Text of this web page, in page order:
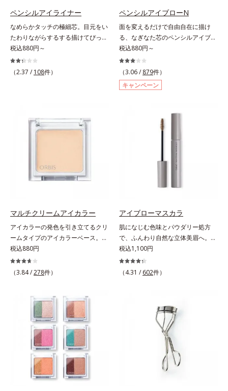
ペンシルアイライナー
なめらかタッチの極細芯。目元をい
たわりながらするする描けてぴった
り密着。するする描けてぴったり密
着。なめらかタッチの極細芯アイラ
イナーです。繊細な目のキワにも優
後に、後ろに付いているチップでま
つ毛の間を埋めるようにぼかせば、
く、美しい仕上がりを長時間キー
プ。目元ケア成分(*)で目元の負担も
パンテノール配合＝保湿成分
税込880円～
（2.37 / 108件）
ペンシルアイブローN
面を変えるだけで自由自在に描け
る、なぎなた芯のペンシルアイブロ
ー。角度を変えるだけで自由自在に
描けるペンシルアイブローです。な
ぎなた芯だから、接地面を変えるだ
けで太い線から細い線まで、テクニ
ックいらずで簡単に。スムースライ
軽やかに描けます。ペンシルの後ろ
にはスクリューブラシが付いている
ので、毛流れを整えたり、色をなじ
ませたり、ラインをぼかしたりと大
活躍。これ1本で完成度の高い、ふ
んわり眉に仕上がります。※中身を
ています。* ダイマージリノール酸
イソステアリル/フィトステリル）
配合＝感触向上成分
税込880円～
（3.06 / 879件）
キャンペーン
マルチクリームアイカラー
アイカラーの発色を引き立てるクリ
ームタイプのアイカラーベース。ア
イカラーの発色とツヤめきを最大限
に引き立てる、クリームタイプのア
イカラーベースです。アイカラーの
アイカラーの発色を高め、化粧のり
をUPさせます。さらに肌にしっか
り密着して、アイカラーのもちも高
めます。単品使いももちろんOK！
繊細なパールが角度によって瞬き、
目元を立体的に見せてくれます。
税込880円
（3.84 /278件）
アイブローマスカラ
肌になじむ色味とパウダリー処方
で、ふんわり自然な立体美眉へ。使
いやすさと仕上がりの美しさを追求
した眉マスカラです。日本人の肌に
自然になじむ、色調と彩度にこだわ
税込1,100円
（4.31 / 602件）